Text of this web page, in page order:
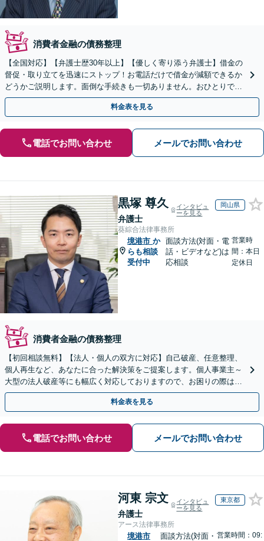
消費者金融の債務整理
【全国対応】【弁護士歴30年以上】【優しく寄り添う弁護士】借金の
督促・取り立てを迅速にストップ！お電話だけで借金が減額できるか
どうかご説明します。面倒な手続きも一切ありません。おひとりで悩
まず、お気軽にご相談ください。【電話相談可】
料金表を見る
電話でお問い合わせ メールでお問い合わせ
黒塚 尊久
弁護士
インタビュ
ーを見る
岡山県
葵綜合法律事務所
境港市 か
らも相談
受付中
面談方法(対面・電
話・ビデオなど)は
応相談
営業時
間：本日
定休日
消費者金融の債務整理
【初回相談無料】【法人・個人の双方に対応】自己破産、任意整理、
個人再生など、あなたに合った解決策をご提案します。個人事業主～
大型の法人破産等にも幅広く対応しておりますので、お困りの際はご
相談ください。新たなスタートを丁寧に支援いたします。
料金表を見る
電話でお問い合わせ メールでお問い合わせ
河東 宗文
弁護士
インタビュ
ーを見る
東京都
アース法律事務所
境港市
面談方法(対面・ 営業時間：09: